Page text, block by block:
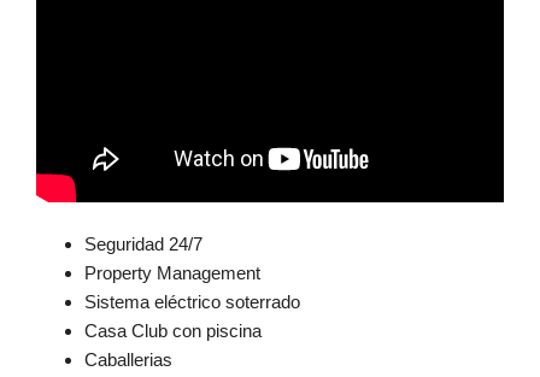
Seguridad 24/7
Property Management
Sistema eléctrico soterrado
Casa Club con piscina
Caballerias